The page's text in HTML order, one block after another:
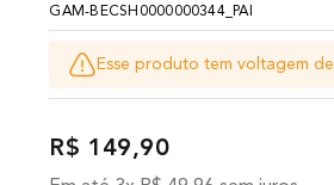
GAM-BECSH0000000344_PAI
Esse produto tem voltagem de
R$ 149,90